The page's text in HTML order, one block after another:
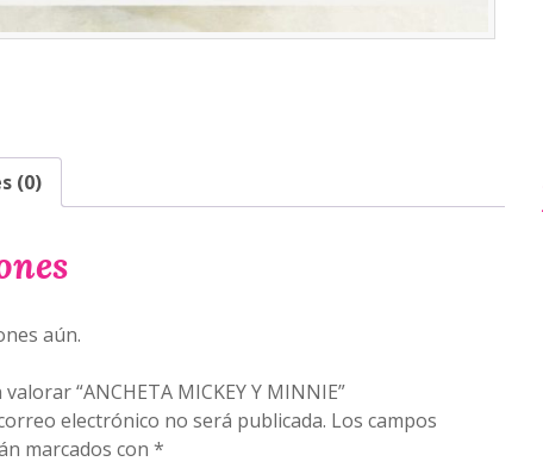
(0)
aún.
“ANCHETA MICKEY Y MINNIE”
electrónico no será publicada. Los campos
marcados con *